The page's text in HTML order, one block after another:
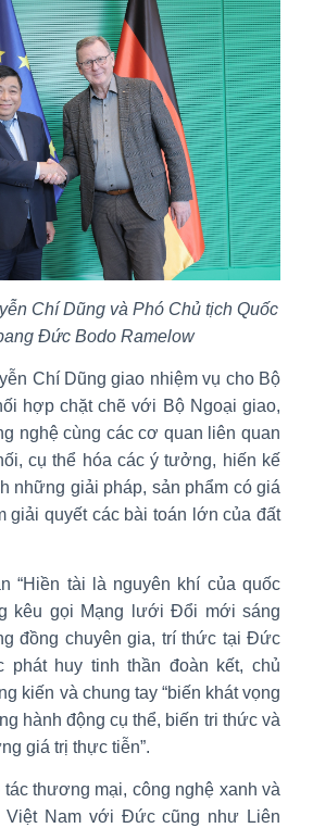
Chí Dũng và Phó Chủ tịch Quốc
Đức Bodo Ramelow
Chí Dũng giao nhiệm vụ cho Bộ
hợp chặt chẽ với Bộ Ngoại giao,
nghệ cùng các cơ quan liên quan
cụ thể hóa các ý tưởng, hiến kế
những giải pháp, sản phẩm có giá
giải quyết các bài toán lớn của đất
“Hiền tài là nguyên khí của quốc
kêu gọi Mạng lưới Đổi mới sáng
đồng chuyên gia, trí thức tại Đức
phát huy tinh thần đoàn kết, chủ
kiến và chung tay “biến khát vọng
hành động cụ thể, biến tri thức và
giá trị thực tiễn”.
tác thương mại, công nghệ xanh và
Việt Nam với Đức cũng như Liên